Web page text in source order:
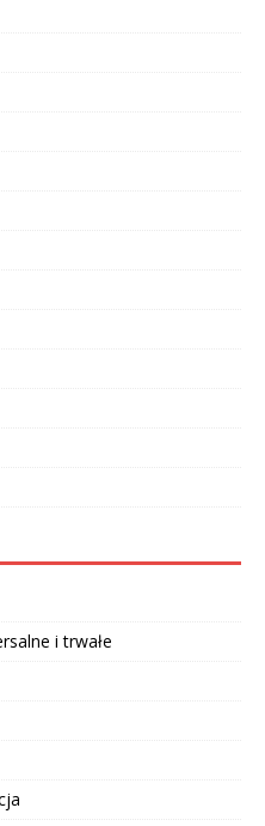
i trwałe